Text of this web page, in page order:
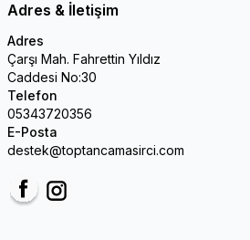
Adres & İletişim
Adres
Çarşı Mah. Fahrettin Yıldız
Caddesi No:30
Telefon
05343720356
E-Posta
destek@toptancamasirci.com
FacebookInstagram